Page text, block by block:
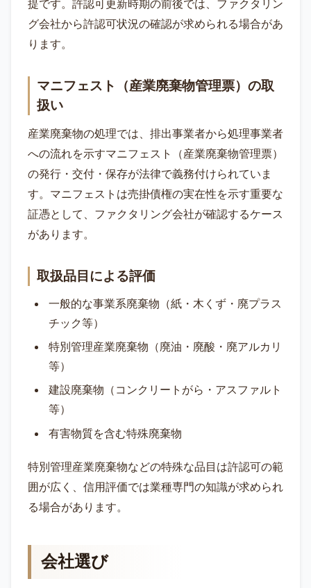
提です。許認可更新時期の前後では、ファクタリン
グ会社から許認可状況の確認が求められる場合があ
ります。
マニフェスト（産業廃棄物管理票）の取
扱い
産業廃棄物の処理では、排出事業者から処理事業者
への流れを示すマニフェスト（産業廃棄物管理票）
の発行・交付・保存が法律で義務付けられていま
す。マニフェストは売掛債権の実在性を示す重要な
証憑として、ファクタリング会社が確認するケース
があります。
取扱品目による評価
一般的な事業系廃棄物（紙・木くず・廃プラス
チック等）
特別管理産業廃棄物（廃油・廃酸・廃アルカリ
等）
建設廃棄物（コンクリートがら・アスファルト
等）
有害物質を含む特殊廃棄物
特別管理産業廃棄物などの特殊な品目は許認可の範
囲が広く、信用評価では業種専門の知識が求められ
る場合があります。
会社選び